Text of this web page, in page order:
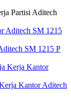
Partisi Aditech
SM 1215 P
Kantor Aditech